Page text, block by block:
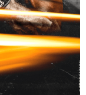
– BOXE